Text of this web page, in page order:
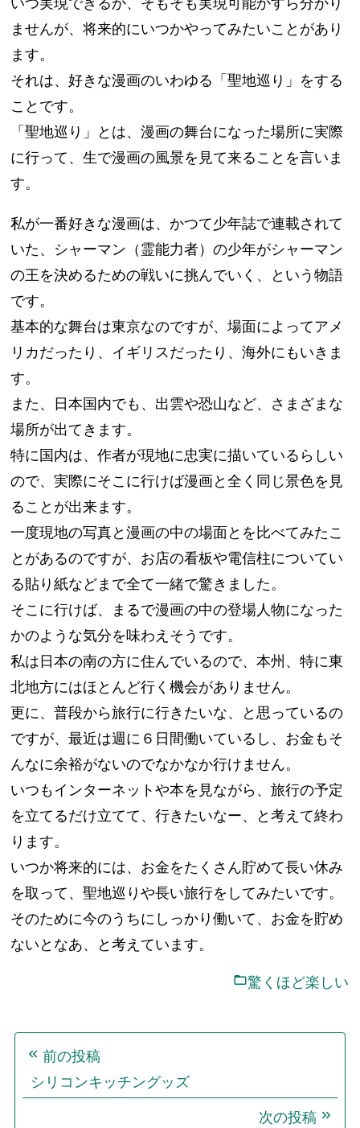
ませんが、将来的にいつかやってみたいことがあり
ます。
それは、好きな漫画のいわゆる「聖地巡り」をする
ことです。
「聖地巡り」とは、漫画の舞台になった場所に実際
に行って、生で漫画の風景を見て来ることを言いま
す。
私が一番好きな漫画は、かつて少年誌で連載されて
いた、シャーマン（霊能力者）の少年がシャーマン
の王を決めるための戦いに挑んでいく、という物語
です。
基本的な舞台は東京なのですが、場面によってアメ
リカだったり、イギリスだったり、海外にもいきま
す。
また、日本国内でも、出雲や恐山など、さまざまな
場所が出てきます。
特に国内は、作者が現地に忠実に描いているらしい
ので、実際にそこに行けば漫画と全く同じ景色を見
ることが出来ます。
一度現地の写真と漫画の中の場面とを比べてみたこ
とがあるのですが、お店の看板や電信柱についてい
る貼り紙などまで全て一緒で驚きました。
そこに行けば、まるで漫画の中の登場人物になった
かのような気分を味わえそうです。
私は日本の南の方に住んでいるので、本州、特に東
北地方にはほとんど行く機会がありません。
更に、普段から旅行に行きたいな、と思っているの
ですが、最近は週に６日間働いているし、お金もそ
んなに余裕がないのでなかなか行けません。
いつもインターネットや本を見ながら、旅行の予定
を立てるだけ立てて、行きたいなー、と考えて終わ
ります。
いつか将来的には、お金をたくさん貯めて長い休み
を取って、聖地巡りや長い旅行をしてみたいです。
そのために今のうちにしっかり働いて、お金を貯め
ないとなあ、と考えています。
驚くほど楽しい
投
ナ
前の投稿
シリコンキッチングッズ
次の投稿